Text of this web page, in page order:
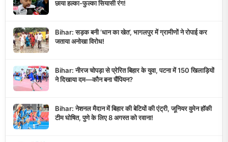
छाया हल्का-फुल्का सियासी रंग!
Bihar: सड़क बनी ‘धान का खेत’, भागलपुर में ग्रामीणों ने रोपाई कर
जताया अनोखा विरोध!
Bihar: नीरज चोपड़ा से प्रेरित बिहार के युवा, पटना में 150 खिलाड़ियों
ने दिखाया दम—कौन बना चैंपियन?
Bihar: नेशनल मैदान में बिहार की बेटियों की एंट्री, जूनियर वुमेन हॉकी
टीम घोषित, पुणे के लिए 8 अगस्त को रवाना!